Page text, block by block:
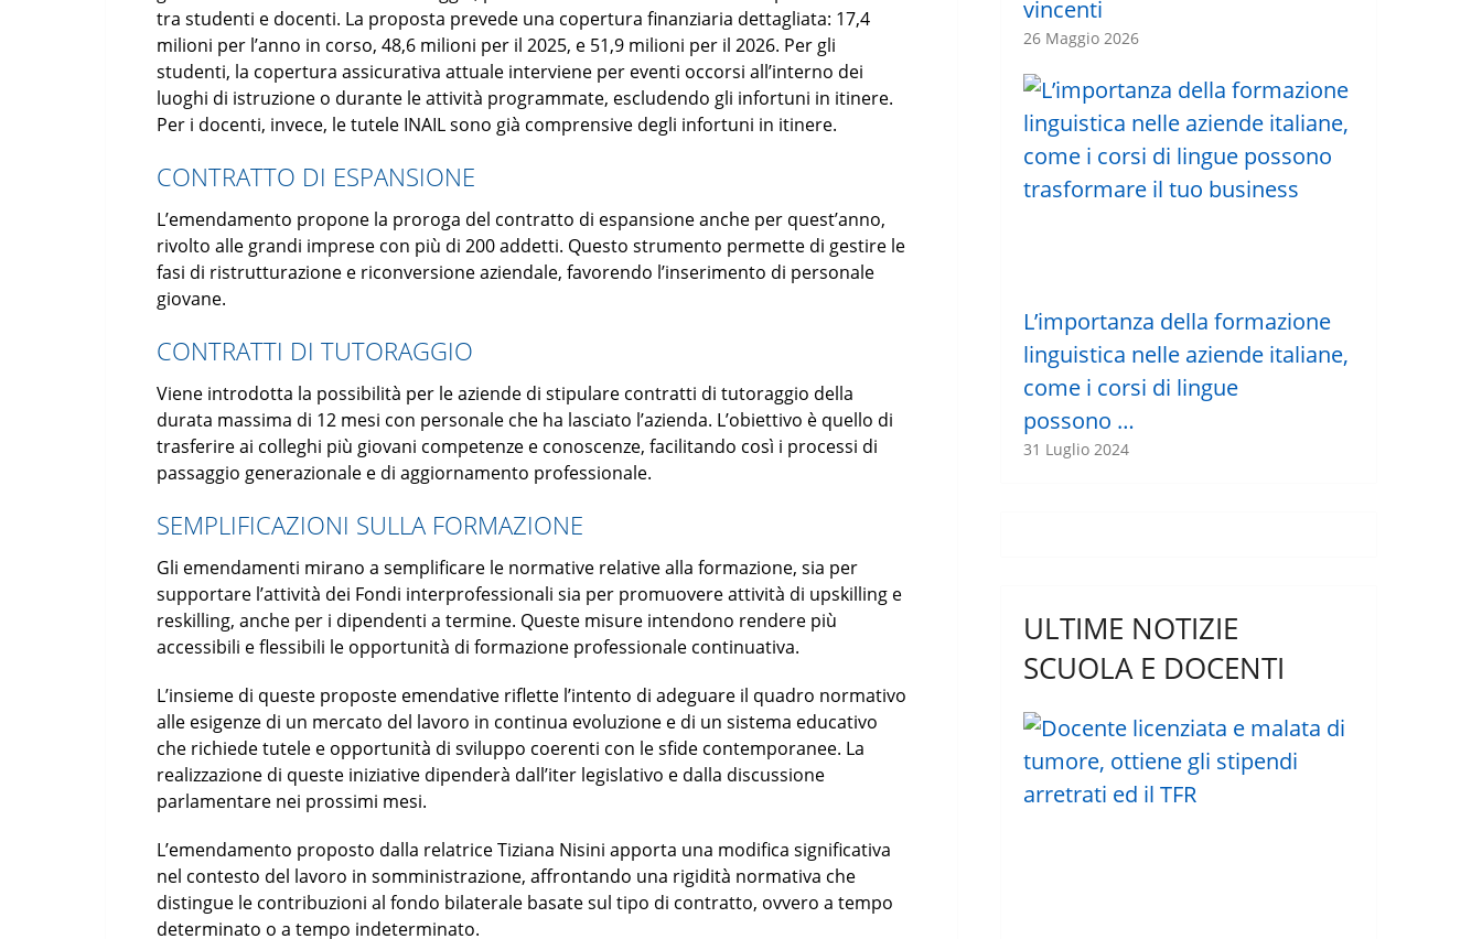
tra studenti e docenti. La proposta prevede una copertura finanziaria dettagliata: 17,4
milioni per l’anno in corso, 48,6 milioni per il 2025, e 51,9 milioni per il 2026. Per gli
studenti, la copertura assicurativa attuale interviene per eventi occorsi all’interno dei
luoghi di istruzione o durante le attività programmate, escludendo gli infortuni in itinere.
Per i docenti, invece, le tutele INAIL sono già comprensive degli infortuni in itinere.
CONTRATTO DI ESPANSIONE
L’emendamento propone la proroga del contratto di espansione anche per quest’anno,
rivolto alle grandi imprese con più di 200 addetti. Questo strumento permette di gestire le
fasi di ristrutturazione e riconversione aziendale, favorendo l’inserimento di personale
giovane.
CONTRATTI DI TUTORAGGIO
Viene introdotta la possibilità per le aziende di stipulare contratti di tutoraggio della
durata massima di 12 mesi con personale che ha lasciato l’azienda. L’obiettivo è quello di
trasferire ai colleghi più giovani competenze e conoscenze, facilitando così i processi di
passaggio generazionale e di aggiornamento professionale.
SEMPLIFICAZIONI SULLA FORMAZIONE
Gli emendamenti mirano a semplificare le normative relative alla formazione, sia per
supportare l’attività dei Fondi interprofessionali sia per promuovere attività di upskilling e
reskilling, anche per i dipendenti a termine. Queste misure intendono rendere più
accessibili e flessibili le opportunità di formazione professionale continuativa.
L’insieme di queste proposte emendative riflette l’intento di adeguare il quadro normativo
alle esigenze di un mercato del lavoro in continua evoluzione e di un sistema educativo
che richiede tutele e opportunità di sviluppo coerenti con le sfide contemporanee. La
realizzazione di queste iniziative dipenderà dall’iter legislativo e dalla discussione
parlamentare nei prossimi mesi.
L’emendamento proposto dalla relatrice Tiziana Nisini apporta una modifica significativa
nel contesto del lavoro in somministrazione, affrontando una rigidità normativa che
distingue le contribuzioni al fondo bilaterale basate sul tipo di contratto, ovvero a tempo
determinato o a tempo indeterminato.
vincenti
26 Maggio 2026
L’importanza della formazione
linguistica nelle aziende italiane,
come i corsi di lingue
possono …
31 Luglio 2024
ULTIME NOTIZIE
SCUOLA E DOCENTI